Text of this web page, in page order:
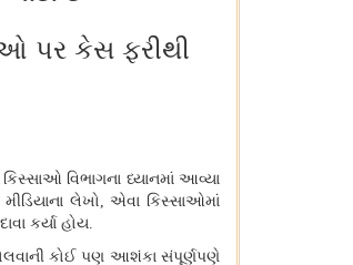
પર કેસ ફરીથી
વિભાગના ધ્યાનમાં આવ્યા
લેખો, એવા કિસ્સાઓમાં
કર્યા હોય.
કોઈ પણ આશંકા સંપૂર્ણપણે